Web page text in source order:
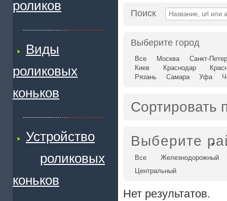
роликов
Виды
роликовых
коньков
Устройство
роликовых
коньков
Поиск
Выберите город
Все Москва
Санкт-
Киев
Краснодар
Рязань
Самара Уфа
Сортировать
Выберите
Все
Железнодорожный
Центральный
Нет результатов.